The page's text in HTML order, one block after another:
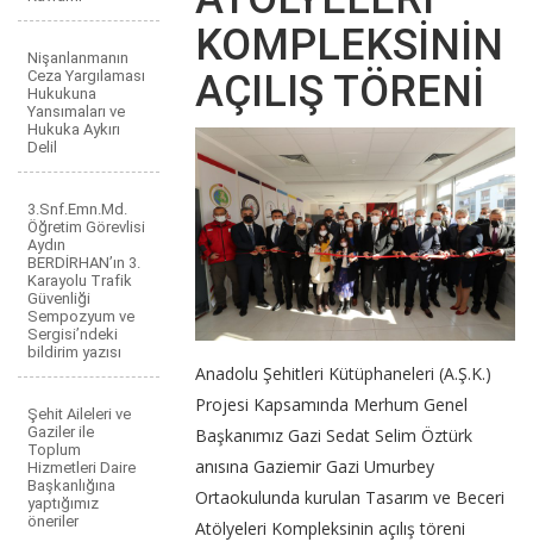
Nişanlanmanın
Ceza Yargılaması
Hukukuna
Yansımaları ve
Hukuka Aykırı
Delil
3.Snf.Emn.Md.
Öğretim Görevlisi
Aydın
BERDİRHAN’ın 3.
Karayolu Trafik
Güvenliği
Sempozyum ve
Sergisi’ndeki
bildirim yazısı
Şehit Aileleri ve
Gaziler ile
Toplum
Hizmetleri Daire
Başkanlığına
yaptığımız
öneriler
KOMPLEKSİNİN
AÇILIŞ TÖRENİ
Anadolu Şehitleri Kütüphaneleri (A.Ş.K.)
Projesi Kapsamında Merhum Genel
Başkanımız Gazi Sedat Selim Öztürk
anısına Gaziemir Gazi Umurbey
Ortaokulunda kurulan Tasarım ve Beceri
Atölyeleri Kompleksinin açılış töreni